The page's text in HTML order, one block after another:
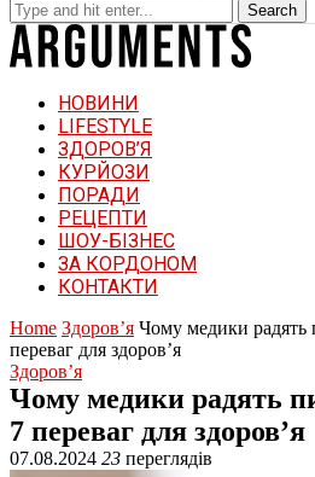
Search
НОВИНИ
LIFESTYLE
ЗДОРОВ’Я
КУРЙОЗИ
ПОРАДИ
РЕЦЕПТИ
ШОУ-БІЗНЕС
ЗА КОРДОНОМ
КОНТАКТИ
Home Здоров’я Чому медики радять
переваг для здоров’я
Здоров’я
Чому медики радять
7 переваг для здоров’я
07.08.2024 23 переглядів